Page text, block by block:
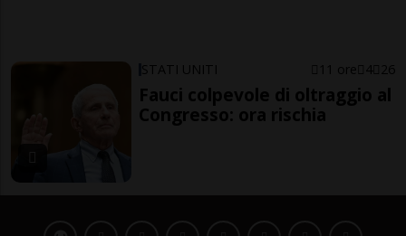
STATI UNITI 11 ore 4 26
Fauci colpevole di oltraggio al
Congresso: ora rischia